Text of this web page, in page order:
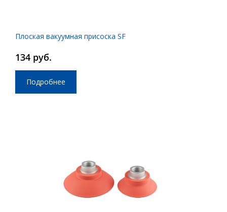
Плоская вакуумная присоска SF
134 руб.
Подробнее